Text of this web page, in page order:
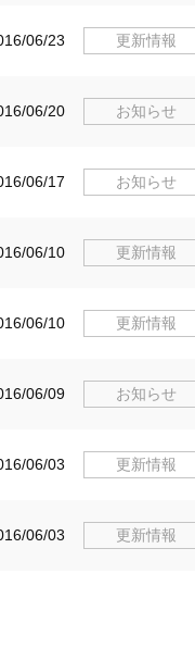
06/23 更新情報
06/20 お知らせ
06/17 お知らせ
06/10 更新情報
06/10 更新情報
06/09 お知らせ
06/03 更新情報
06/03 更新情報